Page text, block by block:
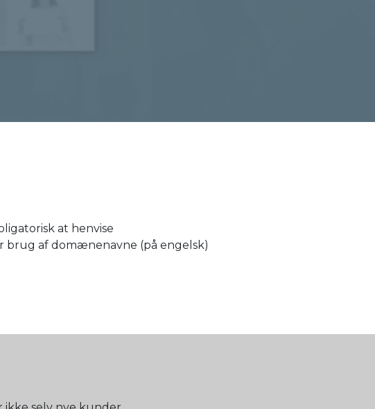
at henvise
brug af domænenavne (på engelsk)